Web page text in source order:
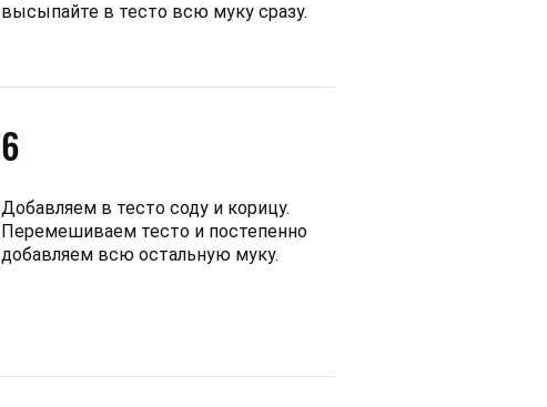
высыпайте в тесто всю муку сразу.
6
Добавляем в тесто соду и корицу.
Перемешиваем тесто и постепенно
добавляем всю остальную муку.